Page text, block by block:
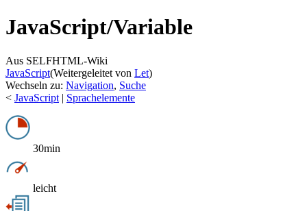
JavaScript/Variable
Aus SELFHTML-Wiki
JavaScript(Weitergeleitet von Let)
Wechseln zu: Navigation, Suche
< JavaScript | Sprachelemente
30min
leicht